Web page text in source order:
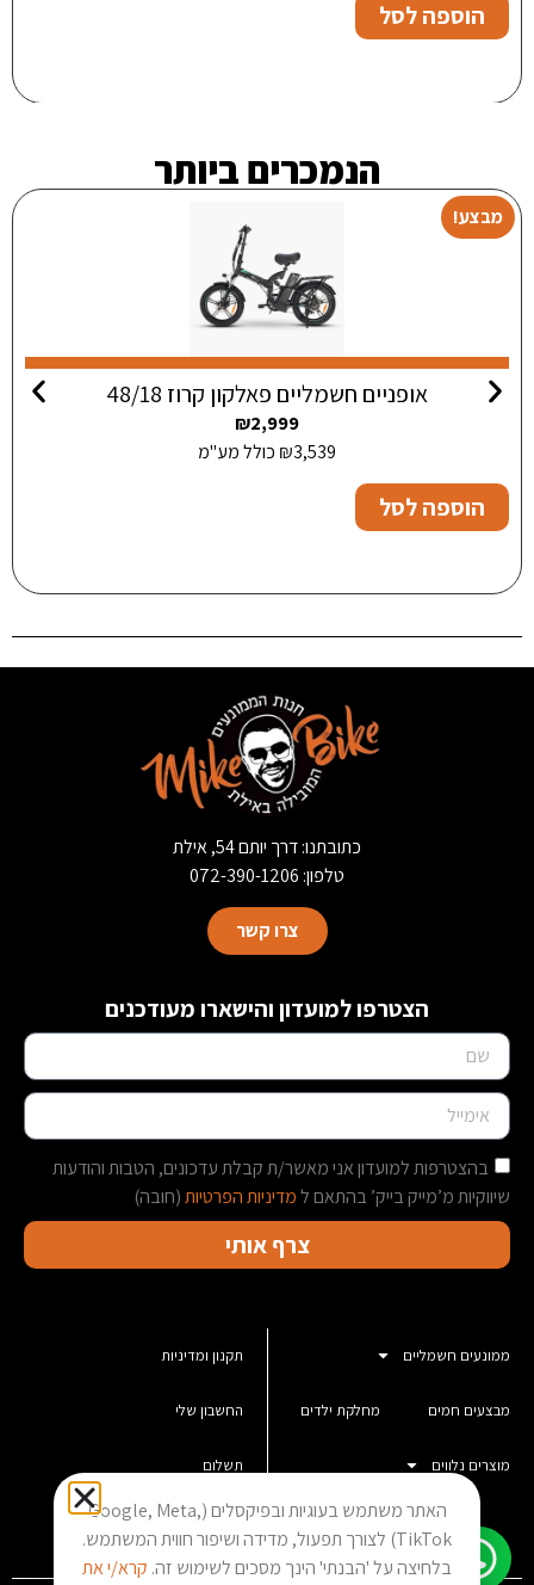
הוספה לסל
הנמכרים ביותר
מבצע!
אופניים חשמליים פאלקון קרוז 48/18
₪2,999
₪3,539 כולל מע"מ
הוספה לסל
כתובתנו: דרך יותם 54, אילת
טלפון: 072-390-1206
צרו קשר
הצטרפו למועדון והישארו מעודכנים
בהצטרפות למועדון אני מאשר/ת קבלת עדכונים, הטבות והודעות
שיווקיות מ’מייק בייק’ בהתאם למדיניות הפרטיות(חובה)
צרף אותי
ממונעים חשמליים
מבצעים חמים מחלקת ילדים
מוצרים נלווים
תקנון ומדיניות
החשבון שלי
תשלום
סל קניותהאתר משתמש בעוגיות ובפיקסלים (Google, Meta,
TikTok) לצורך תפעול, מדידה ושיפור חווית המשתמש.
בלחיצה על 'הבנתי' הינך מסכים לשימוש זה. קרא/י את